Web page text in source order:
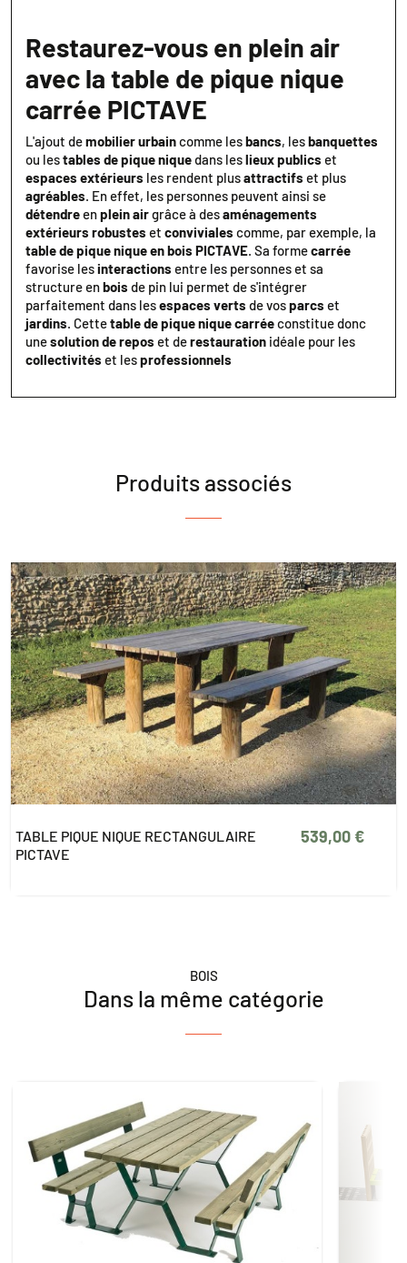
Restaurez-vous en plein air
avec la table de pique nique
carrée PICTAVE
L'ajout demobilier urbaincomme lesbancs, lesbanquettes
ou lestables de pique niquedans leslieux publics et
espaces extérieurs les rendent plusattractifs et plus
agréables. En effet, les personnes peuvent ainsi se
détendreenplein airgrâce à desaménagements
extérieurs robustes et conviviales comme, par exemple, la
table de pique nique en bois PICTAVE. Sa formecarrée
favorise lesinteractions entre les personnes et sa
structure enbois de pin lui permet de s'intégrer
parfaitement dans lesespaces verts de vosparcs et
jardins. Cettetable de pique nique carréeconstitue donc
unesolution de repos et derestauration idéale pour les
collectivités et lesprofessionnels
Produits associés
TABLE PIQUE NIQUE RECTANGULAIRE
PICTAVE
539,00 €
BOIS
Dans la même catégorie